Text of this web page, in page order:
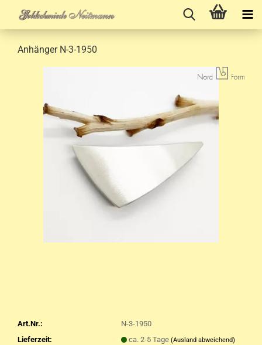
Anhänger N-3-1950
Art.Nr.:
N-3-1950
Lieferzeit:
ca. 2-5 Tage (Ausland abweichend)